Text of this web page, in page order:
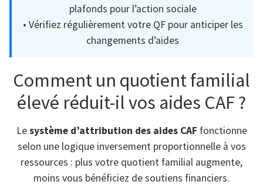
plafonds pour l’action sociale
• Vérifiez régulièrement votre QF pour anticiper les
changements d’aides
Comment un quotient familial
élevé réduit-il vos aides CAF ?
Lesystème d’attribution des aides CAF fonctionne
selon une logique inversement proportionnelle à vos
ressources : plus votre quotient familial augmente,
moins vous bénéficiez de soutiens financiers.